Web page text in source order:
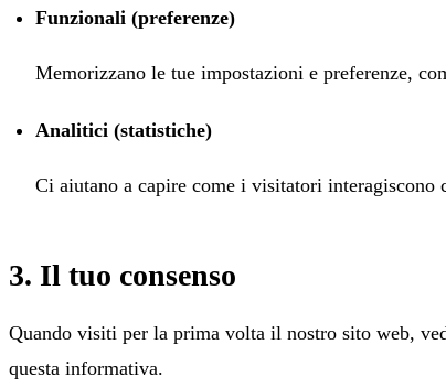
Funzionali (preferenze)
Memorizzano le tue impostazioni e preferenze,
Analitici (statistiche)
Ci aiutano a capire come i visitatori
3. Il tuo consenso
Quando visiti per la prima volta il nostro sito web,
questa informativa.